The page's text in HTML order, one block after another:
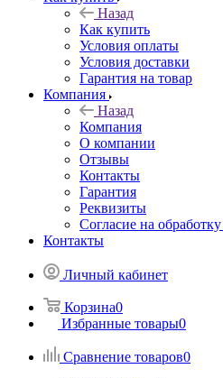
Назад
Как купить
Условия оплаты
Условия доставки
Гарантия на товар
Компания
Назад
Компания
О компании
Отзывы
Контакты
Гарантия
Реквизиты
Согласие на
Контакты
Личный кабинет
Корзина0
Избранные товары0
Сравнение товаров0